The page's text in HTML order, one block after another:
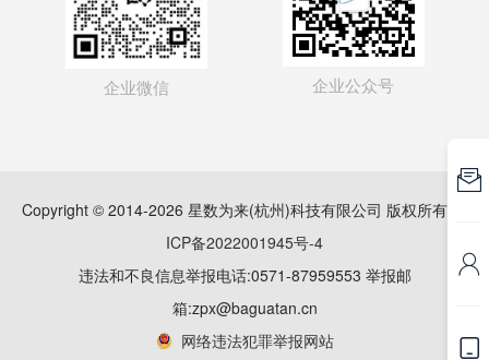
企业微信 企业公众号
Copyright © 2014-2026 星数为来(杭州)科技有限公司 版权所有
ICP备2022001945号-4
违法和不良信息举报电话:0571-87959553 举报邮
箱:zpx@baguatan.cn
网络违法犯罪举报网站


